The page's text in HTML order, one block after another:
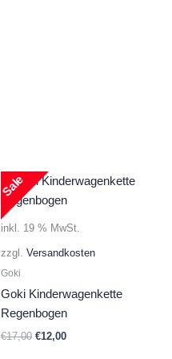
inkl. 19 % MwSt.
zzgl. Versandkosten
Goki
Goki Kinderwagenkette
Regenbogen
€17,00 Ursprünglicher
€12,00Aktueller
Sale